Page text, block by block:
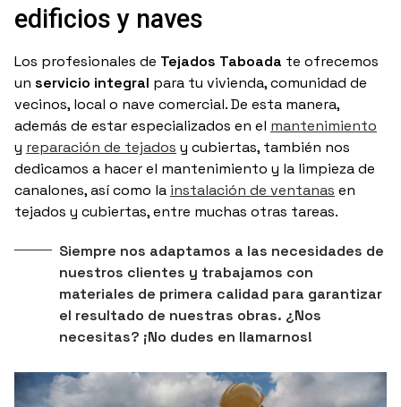
edificios y naves
Los profesionales de Tejados Taboada te ofrecemos
un servicio integral para tu vivienda, comunidad de
vecinos, local o nave comercial. De esta manera,
además de estar especializados en el mantenimiento
y reparación de tejados y cubiertas, también nos
dedicamos a hacer el mantenimiento y la limpieza de
canalones, así como la instalación de ventanas en
tejados y cubiertas, entre muchas otras tareas.
Siempre nos adaptamos a las necesidades de
nuestros clientes y trabajamos con
materiales de primera calidad para garantizar
el resultado de nuestras obras. ¿Nos
necesitas? ¡No dudes en llamarnos!